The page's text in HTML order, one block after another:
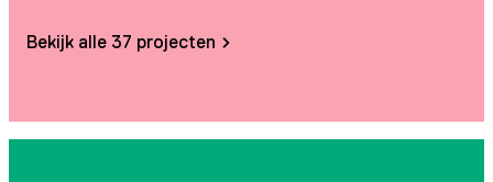
Bekijk alle 37 projecten